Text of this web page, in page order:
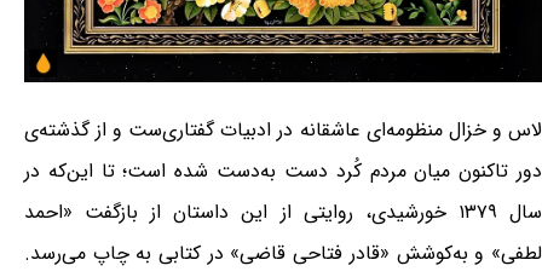
لاس و خزال منظومه‌ای عاشقانه در ادبیات گفتاری‌ست و از گذشته‌ی
دور تاکنون میان مردم کُرد دست به‌دست شده است؛ تا این‌که در
سال ۱۳۷۹ خورشیدی، روایتی از این داستان از بازگفت «احمد
لطفی» و به‌کوشش «قادر فتاحی قاضی» در کتابی به چاپ می‌رسد.